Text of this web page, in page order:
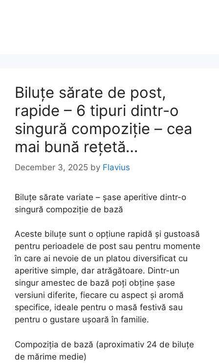
Biluțe sărate de post,
rapide – 6 tipuri dintr-o
singură compoziție – cea
mai bună rețetă…
December 3, 2025 by Flavius
Biluțe sărate variate – șase aperitive dintr-o
singură compoziție de bază
Aceste biluțe sunt o opțiune rapidă și gustoasă
pentru perioadele de post sau pentru momente
în care ai nevoie de un platou diversificat cu
aperitive simple, dar atrăgătoare. Dintr-un
singur amestec de bază poți obține șase
versiuni diferite, fiecare cu aspect și aromă
specifice, ideale pentru o masă festivă sau
pentru o gustare ușoară în familie.
Compoziția de bază (aproximativ 24 de biluțe
de mărime medie)